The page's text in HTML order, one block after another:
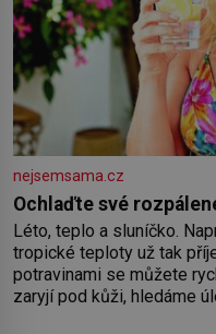
nejsemsama.cz
Ochlaďte své
Léto, teplo a sluníčko.
tropické teploty už tak
potravinami se můžete
zaryjí pod kůži, hledáme